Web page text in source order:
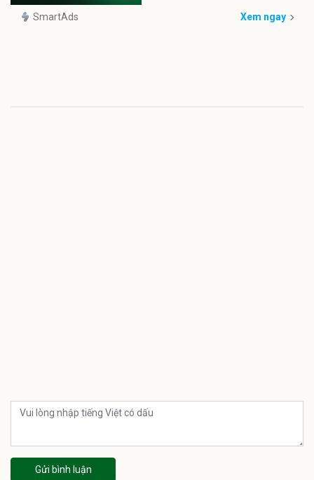
SmartAds Xem ngay
Gửi bình luận